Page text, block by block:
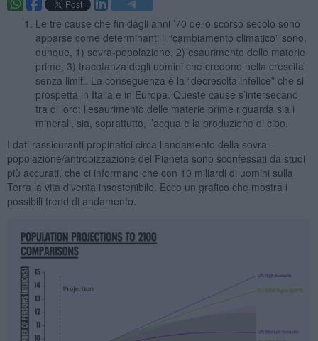
Le tre cause che fin dagli anni ’70 dello scorso secolo sono
apparse come determinanti il “cambiamento climatico” sono,
dunque, 1) sovra-popolazione, 2) esaurimento delle materie
prime, 3) tracotanza degli uomini che credono nella crescita
senza limiti. La conseguenza è la “decrescita infelice” che si
prospetta in Italia e in Europa. Queste cause s’intersecano
tra di loro: l’esaurimento delle materie prime riguarda sia i
minerali, sia, soprattutto, l’acqua e la produzione di cibo.
I dati rassicuranti propinatici circa l’andamento della sovra-
popolazione/antropizzazione del Pianeta sono sconfessati da studi
più accurati, che ci informano che con 10 miliardi di uomini sulla
Terra la vita diventa insostenibile. Ecco un grafico che mostra i
possibili trend di andamento.